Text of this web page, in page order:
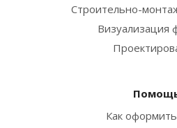
Строительно-
Визуализация
Как оформить